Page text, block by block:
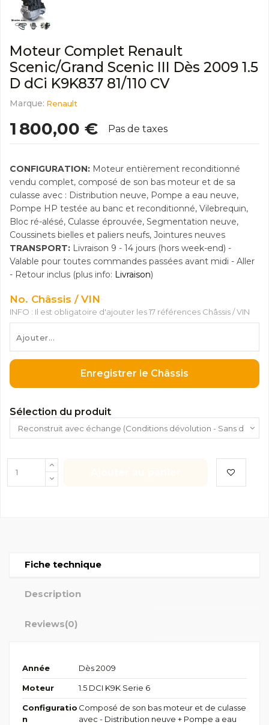
Moteur Complet Renault
Scenic/Grand Scenic III Dès 2009 1.5
D dCi K9K837 81/110 CV
Marque: Renault
1 800,00 € Pas de taxes
CONFIGURATION: Moteur entièrement reconditionné
vendu complet, composé de son bas moteur et de sa
culasse avec : Distribution neuve, Pompe a eau neuve,
Pompe HP testée au banc et reconditionné, Vilebrequin,
Bloc ré-alésé, Culasse éprouvée, Segmentation neuve,
Coussinets bielles et paliers neufs, Jointures neuves
TRANSPORT: Livraison 9 - 14 jours (hors week-end) -
Valable pour toutes commandes passées avant midi - Aller
- Retour inclus (plus info: Livraison)
No. Châssis / VIN
INFO : Il est obligatoire d'ajouter les 17 références Châssis / VIN
Enregistrer le Châssis
Sélection du produit
Fiche technique
Description
Reviews(0)
Année Dès 2009
Moteur 1.5 DCI K9K Serie 6
Configuratio
n
Composé de son bas moteur et de culasse
avec - Distribution neuve + Pompe a eau